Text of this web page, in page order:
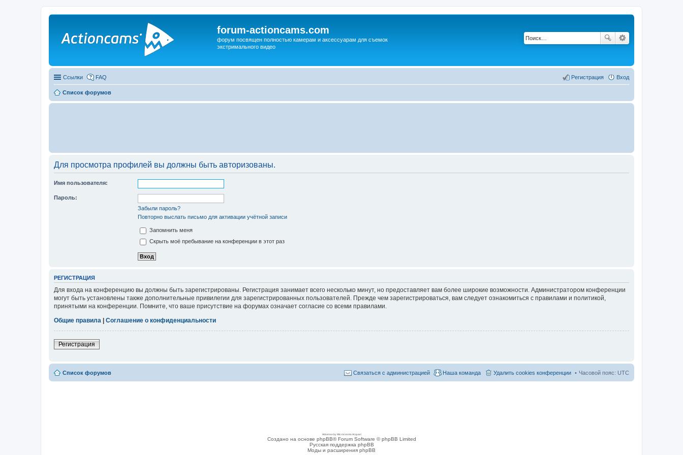
forum-actioncams.com
форум посвящен полностью камерам и аксессуарам для съемок
экстримального видео
Ссылки FAQ Вход
Регистрация
Список форумов
Для просмотра профилей вы должны быть авторизованы.
Имя пользователя:
Пароль:
Забыли пароль?
Повторно выслать письмо для активации учётной записи
Запомнить меня
Скрыть моё пребывание на конференции в этот раз
РЕГИСТРАЦИЯ
Для входа на конференцию вы должны быть зарегистрированы. Регистрация занимает всего несколько минут, но предоставляет вам более широкие возможности. Администратором конференции
могут быть установлены также дополнительные привилегии для зарегистрированных пользователей. Прежде чем зарегистрироваться, вам следует ознакомиться с правилами и политикой,
принятыми на конференции. Помните, что ваше присутствие на форумах означает согласие со всеми правилами.
Общие правила | Соглашение о конфиденциальности
Регистрация
Список форумов Часовой пояс: UTC
Удалить cookies конференции
Наша команда
Связаться с администрацией
Adsense by Microcosmo Acquari
Создано на основе phpBB® Forum Software © phpBB Limited
Русская поддержка phpBB
Моды и расширения phpBB